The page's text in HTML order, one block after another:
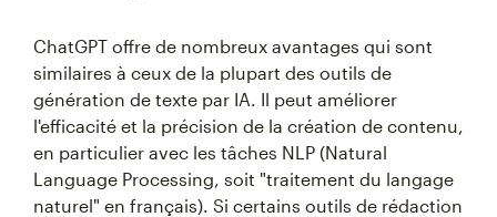
ChatGPT offre de nombreux avantages qui sont
similaires à ceux de la plupart des outils de
génération de texte par IA. Il peut améliorer
l'efficacité et la précision de la création de contenu,
en particulier avec les tâches NLP (Natural
Language Processing, soit "traitement du langage
naturel" en français). Si certains outils de rédaction